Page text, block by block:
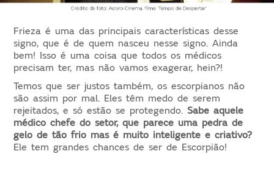
Frieza é uma das principais características desse
signo, que é de quem nasceu nesse signo. Ainda
bem! Isso é uma coisa que todos os médicos
precisam ter, mas não vamos exagerar, hein?!
Temos que ser justos também, os escorpianos não
são assim por mal. Eles têm medo de serem
rejeitados, e só estão se protegendo.Sabe aquele
médico chefe do setor, que parece uma pedra de
gelo de tão frio mas é muito inteligente e criativo?
Ele tem grandes chances de ser de Escorpião!